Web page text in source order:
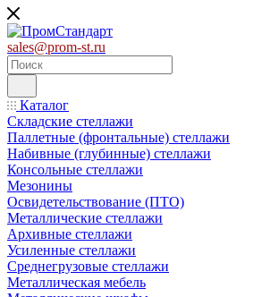
sales@prom-st.ru
Каталог
Складские стеллажи
Паллетные (фронтальные) стеллажи
Набивные (глубинные) стеллажи
Консольные стеллажи
Мезонины
Освидетельствование (ПТО)
Металлические стеллажи
Архивные стеллажи
Усиленные стеллажи
Среднегрузовые стеллажи
Металлическая мебель